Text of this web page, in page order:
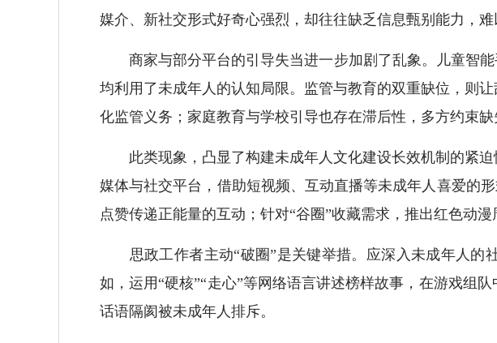
媒介、新社交形式好奇心强烈，却往往缺乏信息甄别能力，
商家与部分平台的引导失当进一步加剧了乱象。儿童智能
均利用了未成年人的认知局限。监管与教育的双重缺位，则
化监管义务；家庭教育与学校引导也存在滞后性，多方约束
此类现象，凸显了构建未成年人文化建设长效机制的紧迫
媒体与社交平台，借助短视频、互动直播等未成年人喜爱的
点赞传递正能量的互动；针对“谷圈”收藏需求，推出红色动
思政工作者主动“破圈”是关键举措。应深入未成年人的
如，运用“硬核”“走心”等网络语言讲述榜样故事，在游戏组
话语隔阂被未成年人排斥。